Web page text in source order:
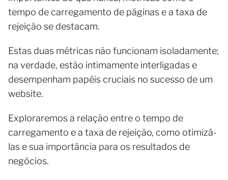
tempo de carregamento de páginas e a taxa de
rejeição se destacam.
Estas duas métricas não funcionam isoladamente;
na verdade, estão intimamente interligadas e
desempenham papéis cruciais no sucesso de um
website.
Exploraremos a relação entre o tempo de
carregamento e a taxa de rejeição, como otimizá-
las e sua importância para os resultados de
negócios.